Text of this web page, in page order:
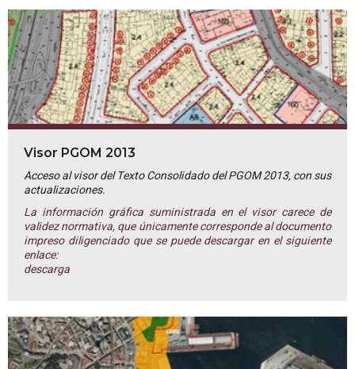
Visor PGOM 2013
Acceso al visor del Texto Consolidado del PGOM 2013, con sus
actualizaciones.
La información gráfica suministrada en el visor carece de
validez normativa, que únicamente corresponde al documento
impreso diligenciado que se puede descargar en el siguiente
enlace:
descarga